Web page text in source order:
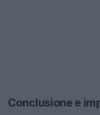
Conclusione e